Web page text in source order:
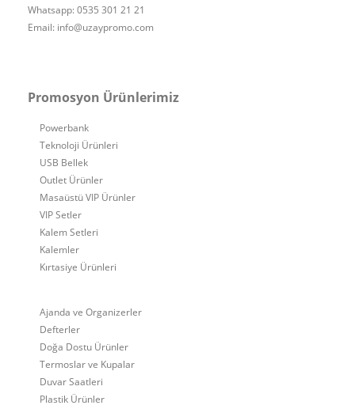
Whatsapp: 0535 301 21 21
Email: info@uzaypromo.com
Promosyon Ürünlerimiz
Powerbank
Teknoloji Ürünleri
USB Bellek
Outlet Ürünler
Masaüstü VIP Ürünler
VIP Setler
Kalem Setleri
Kalemler
Kırtasiye Ürünleri
Ajanda ve Organizerler
Defterler
Doğa Dostu Ürünler
Termoslar ve Kupalar
Duvar Saatleri
Plastik Ürünler